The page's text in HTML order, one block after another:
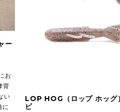
LOP HOG（ロップ ホッグ